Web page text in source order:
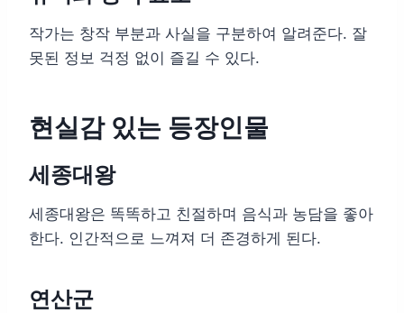
작가는 창작 부분과 사실을 구분하여 알려준다. 잘
못된 정보 걱정 없이 즐길 수 있다.
현실감 있는 등장인물
세종대왕
세종대왕은 똑똑하고 친절하며 음식과 농담을 좋아
한다. 인간적으로 느껴져 더 존경하게 된다.
연산군